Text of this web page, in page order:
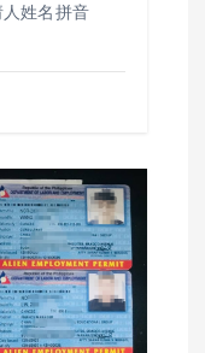
姓名拼音